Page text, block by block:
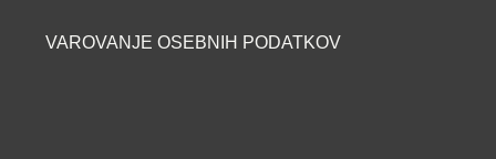
VAROVANJE OSEBNIH PODATKOV